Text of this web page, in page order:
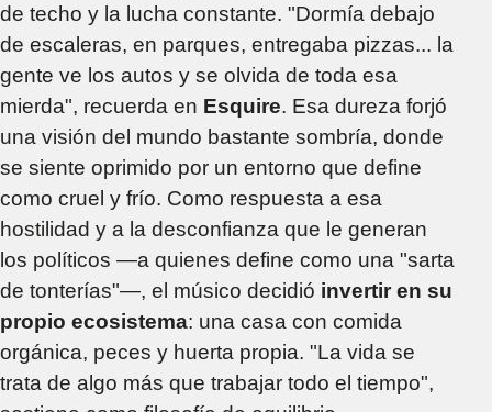
de techo y la lucha constante. "Dormía debajo
de escaleras, en parques, entregaba pizzas... la
gente ve los autos y se olvida de toda esa
mierda", recuerda en Esquire. Esa dureza forjó
una visión del mundo bastante sombría, donde
se siente oprimido por un entorno que define
como cruel y frío. Como respuesta a esa
hostilidad y a la desconfianza que le generan
los políticos —a quienes define como una "sarta
de tonterías"—, el músico decidió invertir en su
propio ecosistema: una casa con comida
orgánica, peces y huerta propia. "La vida se
trata de algo más que trabajar todo el tiempo",